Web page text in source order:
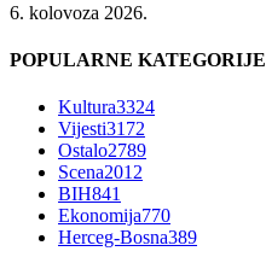
6. kolovoza 2026.
POPULARNE KATEGORIJE
Kultura3324
Vijesti3172
Ostalo2789
Scena2012
BIH841
Ekonomija770
Herceg-Bosna389